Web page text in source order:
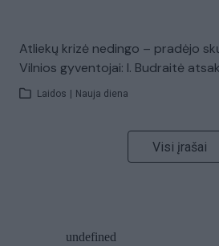
Atliekų krizė nedingo – pradėjo
Vilnios gyventojai: I. Budraitė
Laidos Nauja diena
Visi įrašai